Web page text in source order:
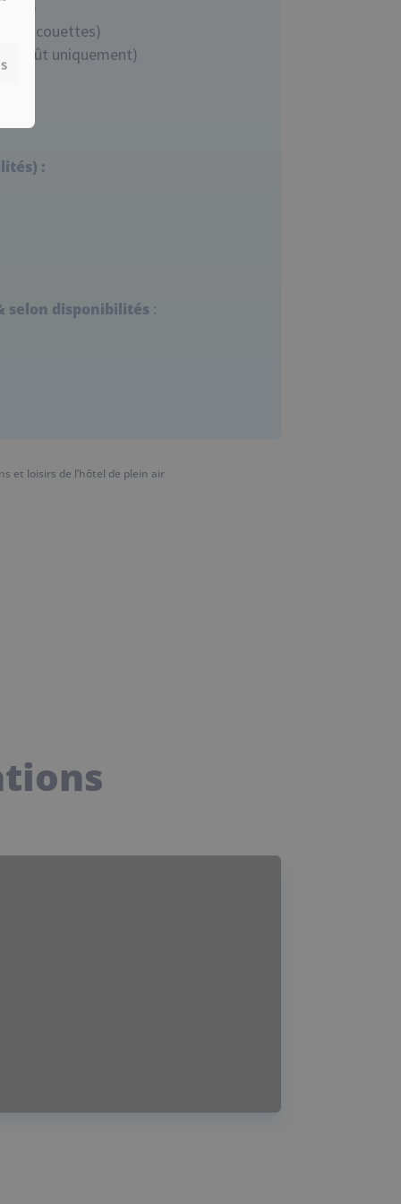
+ couettes)
& août uniquement)
:
selon disponibilités :
et loisirs de l’hôtel de plein air